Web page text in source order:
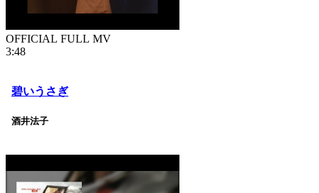
OFFICIAL FULL MV
3:48
碧いうさぎ
酒井法子